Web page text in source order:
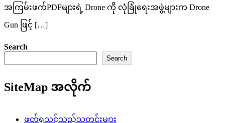
အကြမ်းဖက်PDFများရဲ့ Drone ကို လုံခြုံရေးအဖွဲ့များက Drone
Gun ဖြင့် […]
Search
Search
SiteMap အလိုက်
ဖတ်ရှုသင့်သည့်သတင်းများ